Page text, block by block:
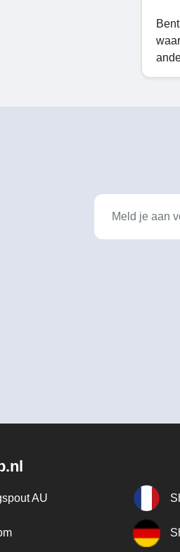
AU